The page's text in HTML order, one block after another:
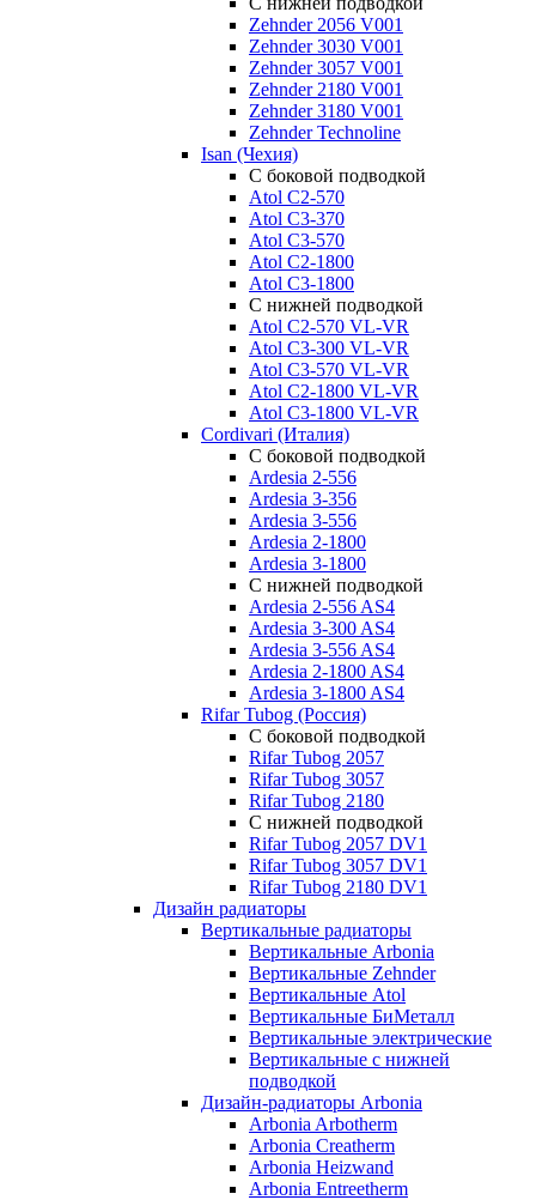
Zehnder 2056 V001
Zehnder 3030 V001
Zehnder 3057 V001
Zehnder 2180 V001
Zehnder 3180 V001
Zehnder Technoline
Isan (Чехия)
С боковой подводкой
Atol C2-570
Atol C3-370
Atol C3-570
Atol C2-1800
Atol C3-1800
С нижней подводкой
Atol C2-570 VL-VR
Atol C3-300 VL-VR
Atol C3-570 VL-VR
Atol C2-1800 VL-VR
Atol C3-1800 VL-VR
Cordivari (Италия)
С боковой подводкой
Ardesia 2-556
Ardesia 3-356
Ardesia 3-556
Ardesia 2-1800
Ardesia 3-1800
С нижней подводкой
Ardesia 2-556 AS4
Ardesia 3-300 AS4
Ardesia 3-556 AS4
Ardesia 2-1800 AS4
Ardesia 3-1800 AS4
Rifar Tubog (Россия)
С боковой подводкой
Rifar Tubog 2057
Rifar Tubog 3057
Rifar Tubog 2180
С нижней подводкой
Rifar Tubog 2057 DV1
Rifar Tubog 3057 DV1
Rifar Tubog 2180 DV1
Дизайн радиаторы
Вертикальные радиаторы
Вертикальные Arbonia
Вертикальные Zehnder
Вертикальные Atol
Вертикальные БиМеталл
Вертикальные электрические
Вертикальные с нижней
подводкой
Дизайн-радиаторы Arbonia
Arbonia Arbotherm
Arbonia Creatherm
Arbonia Heizwand
Arbonia Entreetherm